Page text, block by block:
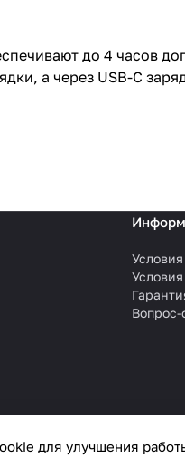
до 4 часов
а через USB-C
Вопрос-
для улучшения